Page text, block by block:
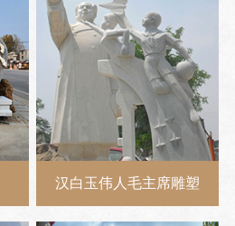
汉白玉伟人毛主席雕塑